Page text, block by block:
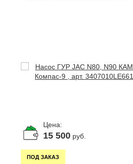
Цена:
15 500 руб.
ПОД ЗАКАЗ